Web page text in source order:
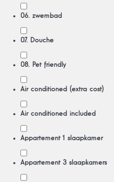
06. zwembad
07. Douche
08. Pet friendly
Air conditioned (extra cost)
Air conditioned included
Appartement 1 slaapkamer
Appartement 3 slaapkamers